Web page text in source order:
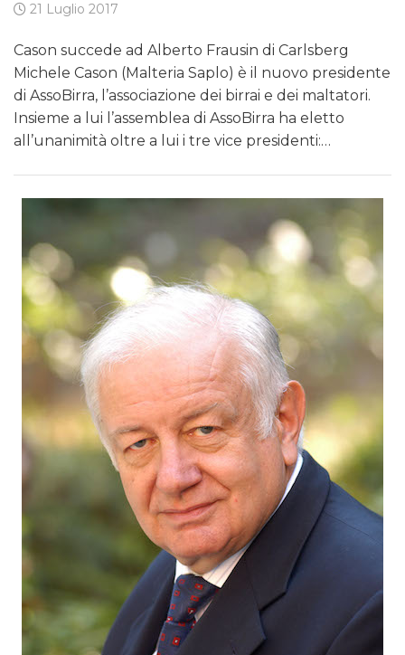
21 Luglio 2017
Cason succede ad Alberto Frausin di Carlsberg
Michele Cason (Malteria Saplo) è il nuovo presidente
di AssoBirra, l’associazione dei birrai e dei maltatori.
Insieme a lui l’assemblea di AssoBirra ha eletto
all’unanimità oltre a lui i tre vice presidenti:…